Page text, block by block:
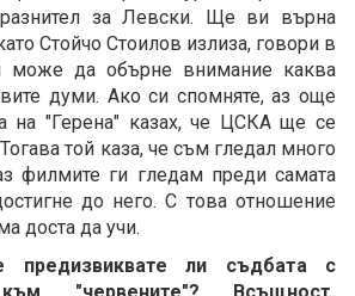
за Левски. Ще ви върна
Стойчо Стоилов излиза, говори в
може да обърне внимание каква
думи. Ако си спомняте, аз още
на "Герена" казах, че ЦСКА ще се
той каза, че съм гледал много
филмите ги гледам преди самата
до него. С това отношение
доста да учи.
ли съдбата с